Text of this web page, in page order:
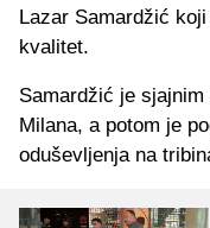
Lazar Samardžić
kvalitet.
Samardžić je
Milana, a potom je
oduševljenja na